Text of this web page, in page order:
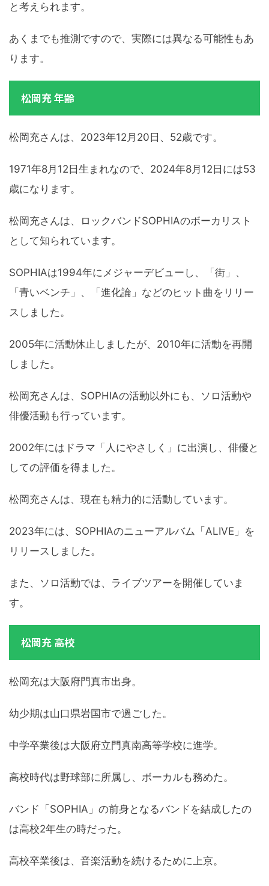
と考えられます。
あくまでも推測ですので、実際には異なる可能性もあ
ります。
松岡充 年齢
松岡充さんは、2023年12月20日、52歳です。
1971年8月12日生まれなので、2024年8月12日には53
歳になります。
松岡充さんは、ロックバンドSOPHIAのボーカリスト
として知られています。
SOPHIAは1994年にメジャーデビューし、「街」、
「青いベンチ」、「進化論」などのヒット曲をリリー
スしました。
2005年に活動休止しましたが、2010年に活動を再開
しました。
松岡充さんは、SOPHIAの活動以外にも、ソロ活動や
俳優活動も行っています。
2002年にはドラマ「人にやさしく」に出演し、俳優と
しての評価を得ました。
松岡充さんは、現在も精力的に活動しています。
2023年には、SOPHIAのニューアルバム「ALIVE」を
リリースしました。
また、ソロ活動では、ライブツアーを開催していま
す。
松岡充 高校
松岡充は大阪府門真市出身。
幼少期は山口県岩国市で過ごした。
中学卒業後は大阪府立門真南高等学校に進学。
高校時代は野球部に所属し、ボーカルも務めた。
バンド「SOPHIA」の前身となるバンドを結成したの
は高校2年生の時だった。
高校卒業後は、音楽活動を続けるために上京。